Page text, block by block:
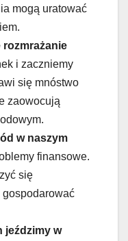
mogą uratować
rozmrażanie
i zaczniemy
się mnóstwo
zaowocują
w naszym
finansowe.
się
jeździmy w